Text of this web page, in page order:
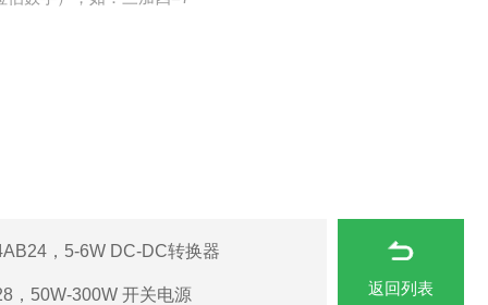
，5-6W DC-DC转换器
，50W-300W 开关电源 返回列表